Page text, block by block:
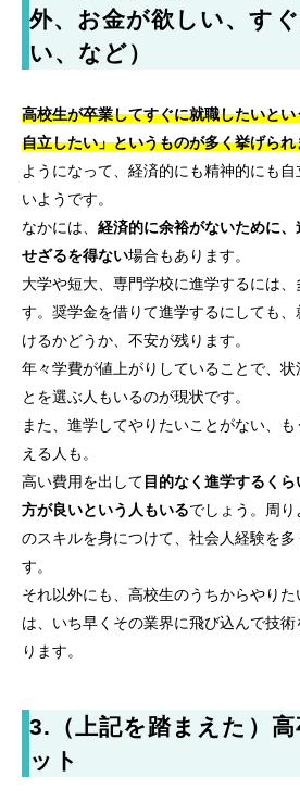
外、お金が欲しい、す
い、など）
高校生が卒業してすぐに就職したいと
自立したい」というものが多く挙げられ
ようになって、経済的にも精神的にも
いようです。
なかには、 経済的に余裕がないために
せざるを得ない場合もあります。
大学や短大、専門学校に進学するには
す。奨学金を借りて進学するにしても
けるかどうか、不安が残ります。
年々学費が値上がりしていることで、状
とを選ぶ人もいるのが現状です。
また、進学してやりたいことがない、
える人も。
高い費用を出して 目的なく進学するく
方が良いという人もいるでしょう。周
のスキルを身につけて、社会人経験を
す。
それ以外にも、高校生のうちからやり
は、いち早くその業界に飛び込んで技
ります。
3.（上記を踏まえた）高
ット